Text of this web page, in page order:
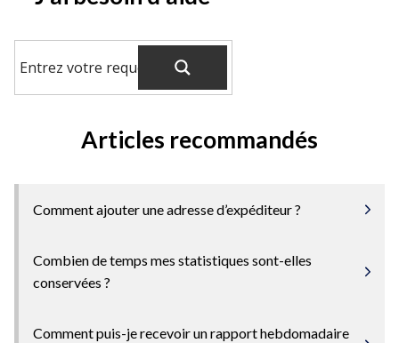
Articles recommandés
Comment ajouter une adresse d’expéditeur ?
Combien de temps mes statistiques sont-elles
conservées ?
Comment puis-je recevoir un rapport hebdomadaire